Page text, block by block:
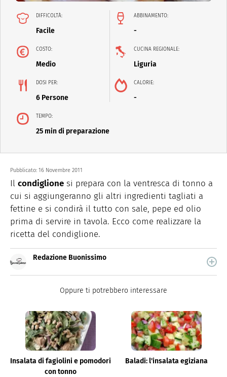
DIFFICOLTÀ:
Facile
ABBINAMENTO:
-
COSTO:
Medio
CUCINA REGIONALE:
Liguria
DOSI PER:
6 Persone
CALORIE:
-
TEMPO:
25 min di preparazione
Pubblicato: 16 Novembre 2011
Il condiglione si prepara con la ventresca di tonno a
cui si aggiungeranno gli altri ingredienti tagliati a
fettine e si condirà il tutto con sale, pepe ed olio
prima di servire in tavola. Ecco come realizzare la
ricetta del condiglione.
Redazione Buonissimo
quale trovi idee veloci, facili e spiegate passo passo.
Oppure ti potrebbero interessare
Insalata di fagiolini e pomodori
con tonno
Baladi: l'insalata egiziana